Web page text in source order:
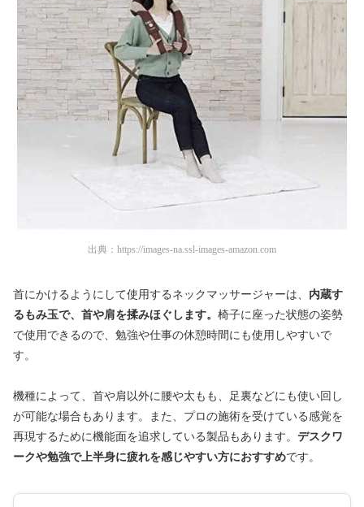
出典： https://images-na.ssl-images-amazon.com
首にかけるようにして使用するネックマッサージャーは、 内蔵す
るもみ玉で、首や肩を揉みほぐします。 椅子に座った状態の姿勢
で使用できるので、勉強や仕事の休憩時間にも使用しやすいで
す。
機種によって、首や肩以外に腰や太もも、足裏などにも使い回し
が可能な場合もあります。また、プロの施術を受けている感覚を
再現するために機能面を追求している製品もあります。 デスクワ
ークや勉強で上半身に疲れを感じやすい方におすすめです。